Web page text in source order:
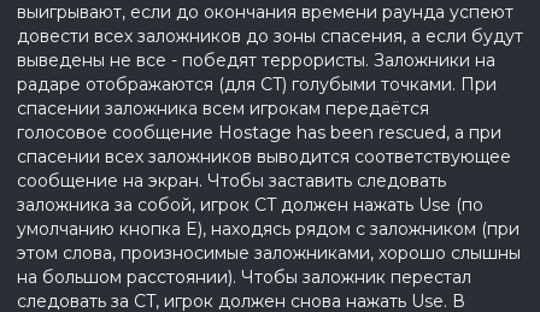
выигрывают, если до окончания времени раунда успеют
довести всех заложников до зоны спасения, а если будут
выведены не все - победят террористы. Заложники на
радаре отображаются (для CT) голубыми точками. При
спасении заложника всем игрокам передаётся
голосовое сообщение Hostage has been rescued, а при
спасении всех заложников выводится соответствующее
сообщение на экран. Чтобы заставить следовать
заложника за собой, игрок CT должен нажать Use (по
умолчанию кнопка E), находясь рядом с заложником (при
этом слова, произносимые заложниками, хорошо слышны
на большом расстоянии). Чтобы заложник перестал
следовать за CT, игрок должен снова нажать Use. В